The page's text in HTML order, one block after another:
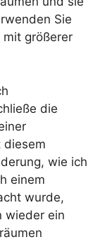
Sie
größerer
die
diesem
wie ich
einem
wurde,
wieder ein